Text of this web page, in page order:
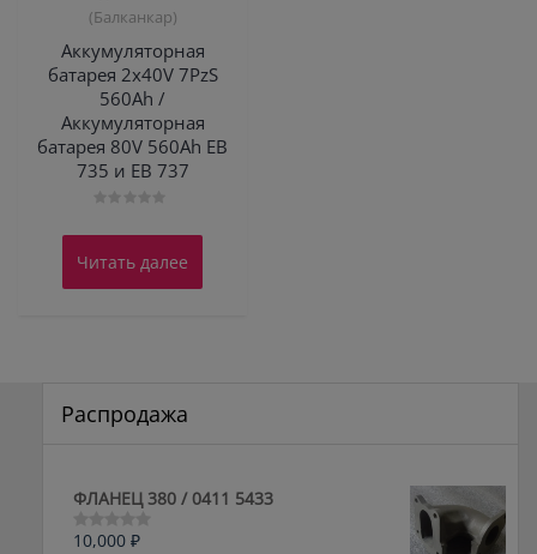
(Балканкар)
Аккумуляторная
батарея 2х40V 7PzS
560Ah /
Аккумуляторная
батарея 80V 560Ah EВ
735 и ЕВ 737
0
5
Читать далее
Распродажа
ФЛАНЕЦ 380 / 0411 5433
Оценка
10,000 ₽